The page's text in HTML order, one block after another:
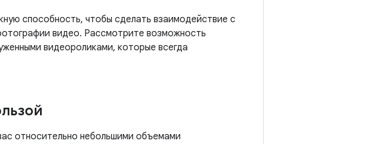
способность, чтобы сделать взаимодействие с
видео. Рассмотрите возможность
видеороликами, которые всегда
относительно небольшими объемами